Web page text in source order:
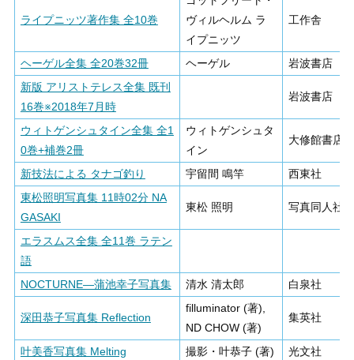
ライプニッツ著作集 全10巻
ヴィルヘルム ラ
イプニッツ
工作舎
ヘーゲル全集 全20巻32冊 ヘーゲル
岩波書店
新版 アリストテレス全集 既刊
16巻※2018年7月時
岩波書店
ウィトゲンシュタイン全集 全1
0巻+補巻2冊
ウィトゲンシュタ
イン
大修館書店
新技法による タナゴ釣り 宇留間 鳴竿
西東社
東松照明写真集 11時02分 NA
GASAKI
東松 照明 写真同人社
エラスムス全集 全11巻 ラテン
語
NOCTURNE―蒲池幸子写真集
清水 清太郎 白泉社
深田恭子写真集 Reflection
filluminator (著),
ND CHOW (著)
集英社
叶美香写真集 Melting 撮影・叶恭子 (著) 光文社